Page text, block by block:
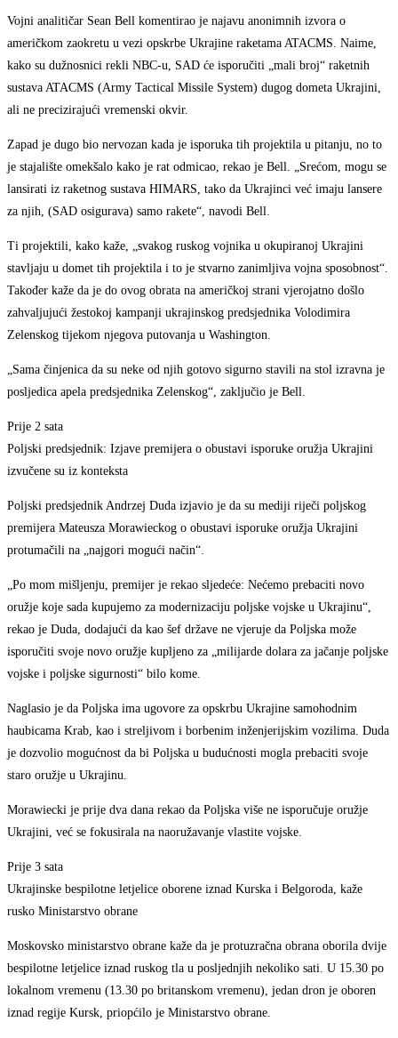
Vojni analitičar Sean Bell komentirao je najavu anonimnih izvora o
američkom zaokretu u vezi opskrbe Ukrajine raketama ATACMS. Naime,
kako su dužnosnici rekli NBC-u, SAD će isporučiti „mali broj“ raketnih
sustava ATACMS (Army Tactical Missile System) dugog dometa Ukrajini,
ali ne precizirajući vremenski okvir.
Zapad je dugo bio nervozan kada je isporuka tih projektila u pitanju, no to
je stajalište omekšalo kako je rat odmicao, rekao je Bell. „Srećom, mogu se
lansirati iz raketnog sustava HIMARS, tako da Ukrajinci već imaju lansere
za njih, (SAD osigurava) samo rakete“, navodi Bell.
Ti projektili, kako kaže, „svakog ruskog vojnika u okupiranoj Ukrajini
stavljaju u domet tih projektila i to je stvarno zanimljiva vojna sposobnost“.
Također kaže da je do ovog obrata na američkoj strani vjerojatno došlo
zahvaljujući žestokoj kampanji ukrajinskog predsjednika Volodimira
Zelenskog tijekom njegova putovanja u Washington.
„Sama činjenica da su neke od njih gotovo sigurno stavili na stol izravna je
posljedica apela predsjednika Zelenskog“, zaključio je Bell.
Prije 2 sata
Poljski predsjednik: Izjave premijera o obustavi isporuke oružja Ukrajini
izvučene su iz konteksta
Poljski predsjednik Andrzej Duda izjavio je da su mediji riječi poljskog
premijera Mateusza Morawieckog o obustavi isporuke oružja Ukrajini
protumačili na „najgori mogući način“.
„Po mom mišljenju, premijer je rekao sljedeće: Nećemo prebaciti novo
oružje koje sada kupujemo za modernizaciju poljske vojske u Ukrajinu“,
rekao je Duda, dodajući da kao šef države ne vjeruje da Poljska može
isporučiti svoje novo oružje kupljeno za „milijarde dolara za jačanje poljske
vojske i poljske sigurnosti“ bilo kome.
Naglasio je da Poljska ima ugovore za opskrbu Ukrajine samohodnim
haubicama Krab, kao i streljivom i borbenim inženjerijskim vozilima. Duda
je dozvolio mogućnost da bi Poljska u budućnosti mogla prebaciti svoje
staro oružje u Ukrajinu.
Morawiecki je prije dva dana rekao da Poljska više ne isporučuje oružje
Ukrajini, već se fokusirala na naoružavanje vlastite vojske.
Prije 3 sata
Ukrajinske bespilotne letjelice oborene iznad Kurska i Belgoroda, kaže
rusko Ministarstvo obrane
Moskovsko ministarstvo obrane kaže da je protuzračna obrana oborila dvije
bespilotne letjelice iznad ruskog tla u posljednjih nekoliko sati. U 15.30 po
lokalnom vremenu (13.30 po britanskom vremenu), jedan dron je oboren
iznad regije Kursk, priopćilo je Ministarstvo obrane.